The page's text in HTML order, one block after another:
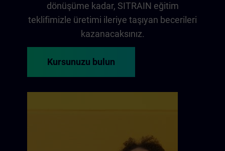
dönüşüme kadar, SITRAIN eğitim
teklifimizle üretimi ileriye taşıyan becerileri
kazanacaksınız.
Kursunuzu bulun